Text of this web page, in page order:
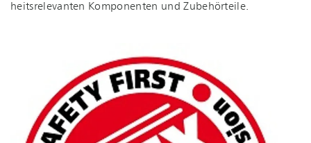
heits­re­le­van­ten Komponenten und Zubehörteile.